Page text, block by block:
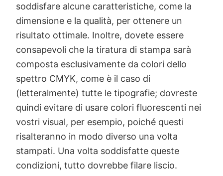
soddisfare alcune caratteristiche, come la
dimensione e la qualità, per ottenere un
risultato ottimale. Inoltre, dovete essere
consapevoli che la tiratura di stampa sarà
composta esclusivamente da colori dello
spettro CMYK, come è il caso di
(letteralmente) tutte le tipografie; dovreste
quindi evitare di usare colori fluorescenti nei
vostri visual, per esempio, poiché questi
risalteranno in modo diverso una volta
stampati. Una volta soddisfatte queste
condizioni, tutto dovrebbe filare liscio.